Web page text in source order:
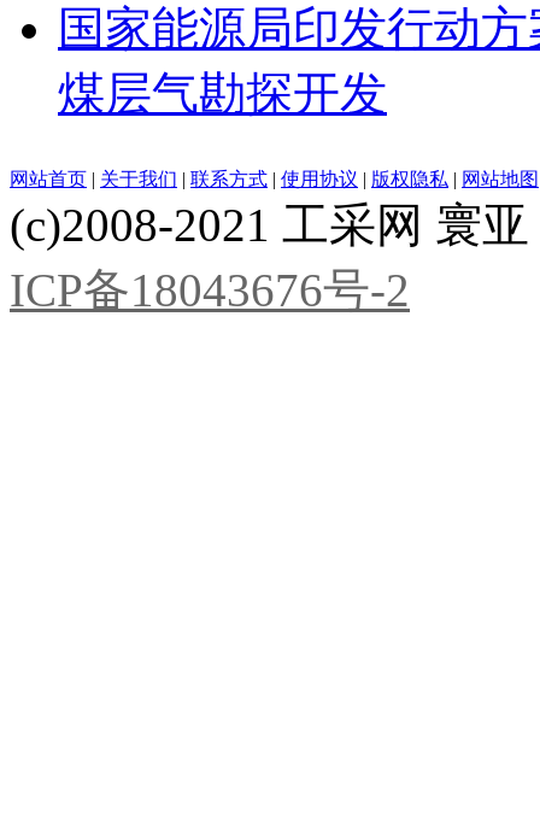
国家能源局印发行动
煤层气勘探开发
网站首页 | 关于我们 | 联系方式 | 使用协议 | 版权隐私 | 网站地图
(c)2008-2021 工采网 寰
ICP备18043676号-2